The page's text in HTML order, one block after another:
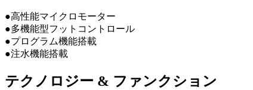
●高性能マイクロモーター
●多機能型フットコントロール
●プログラム機能搭載
●注水機能搭載
テクノロジー & ファンクション